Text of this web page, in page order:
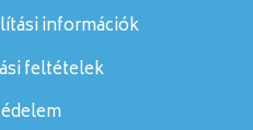
információk
feltételek